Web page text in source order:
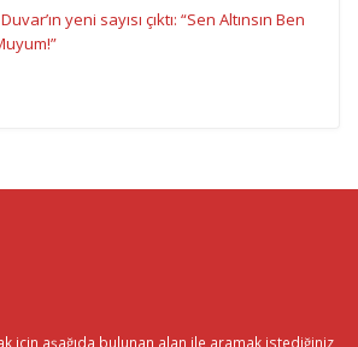
yeni sayısı çıktı: “Sen Altınsın Ben
için aşağıda bulunan alan ile aramak istediğiniz